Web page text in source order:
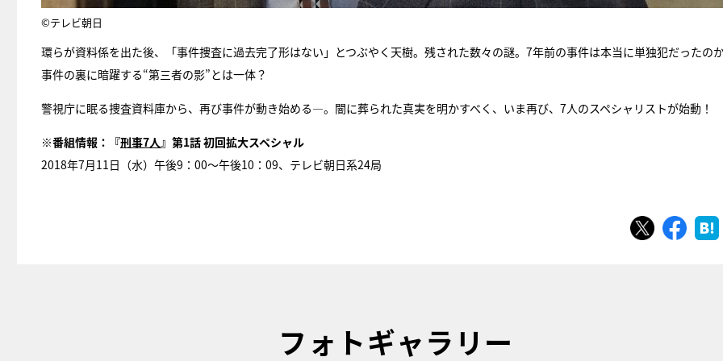
©テレビ朝日
環らが資料係を出た後、「事件捜査に過去完了形はない」とつぶやく天樹。残された数々の謎。7年前の事件は本当に単独犯だったの
事件の裏に暗躍する“第三者の影”とは一体？
警視庁に眠る捜査資料庫から、再び事件が動き始める―。闇に葬られた真実を明かすべく、いま再び、7人のスペシャリストが始動！
※番組情報：『刑事7人』第1話 初回拡大スペシャル
2018年7月11日（水）午後9：00～午後10：09、テレビ朝日系24局
ツイートシェア
フォトギャラリー